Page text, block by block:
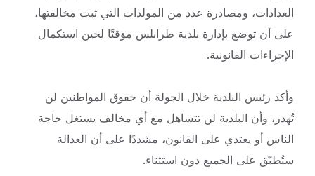
العدادات، ومصادرة عدد من المولدات التي ثبت مخالفتها،
على أن توضع بإدارة بلدية طرابلس مؤقتًا لحين استكمال
الإجراءات القانونية.
وأكد رئيس البلدية خلال الجولة أن حقوق المواطنين لن
تُهدر، وأن البلدية لن تتساهل مع أي مخالف يستغل حاجة
الناس أو يعتدي على القانون، مشددًا على أن العدالة
ستُطبّق على الجميع دون استثناء.